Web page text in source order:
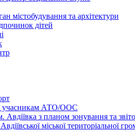
містобудування та архітектури
дітей
учасникам АТО/ООС
Авдіївка з планом зонування та
міської територіальної